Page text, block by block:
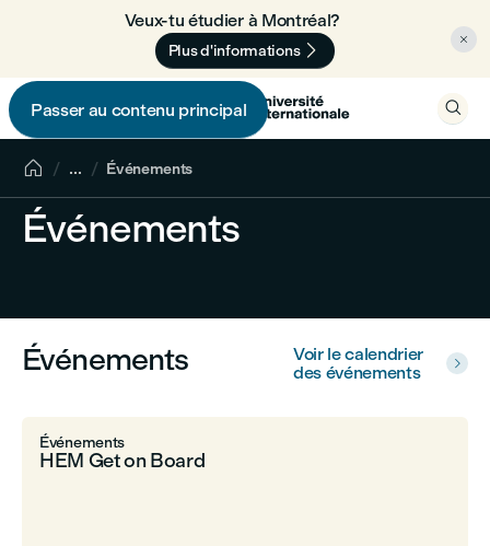
Veux-tu étudier à Montréal? 🇨🇦
Plus d'informations

Passer au contenu principal
 
 ... Événements
Événements
Événements
Voir le calendrier
des événements

Événements
HEM Get on Board